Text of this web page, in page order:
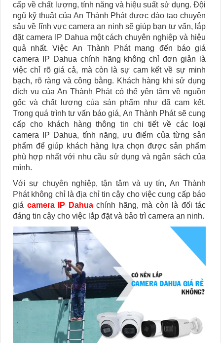
cấp về chất lượng, tính năng và hiệu suất sử dụng. Đội
ngũ kỹ thuật của An Thành Phát được đào tạo chuyên
sâu về lĩnh vực camera an ninh sẽ giúp bạn tư vấn, lắp
đặt camera IP Dahua một cách chuyên nghiệp và hiệu
quả nhất. Việc An Thành Phát mang đến báo giá
camera IP Dahua chính hãng không chỉ đơn giản là
việc chỉ rõ giá cả, mà còn là sự cam kết về sự minh
bạch, rõ ràng và công bằng. Khách hàng khi sử dụng
dịch vụ của An Thành Phát có thể yên tâm về nguồn
gốc và chất lượng của sản phẩm như đã cam kết.
Trong quá trình tư vấn báo giá, An Thành Phát sẽ cung
cấp cho khách hàng thông tin chi tiết về các loại
camera IP Dahua, tính năng, ưu điểm của từng sản
phẩm để giúp khách hàng lựa chọn được sản phẩm
phù hợp nhất với nhu cầu sử dụng và ngân sách của
mình.
Với sự chuyên nghiệp, tận tâm và uy tín, An Thành
Phát không chỉ là địa chỉ tin cậy cho việc cung cấp báo
giá camera IP Dahuachính hãng, mà còn là đối tác
đáng tin cậy cho việc lắp đặt và bảo trì camera an ninh.